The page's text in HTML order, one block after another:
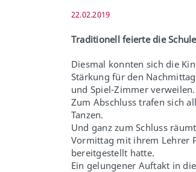
22.02.2019
Traditionell feierte die
Diesmal konnten sich die
Stärkung für den
und Spiel-Zimmer verweilen.
Zum Abschluss trafen sich
Tanzen.
Und ganz zum Schluss
Vormittag mit ihrem Lehrer
bereitgestellt hatte.
Ein gelungener Auftakt in